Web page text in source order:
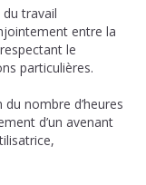
travail
entre la
le
particulières.
nombre d’heures
d’un avenant